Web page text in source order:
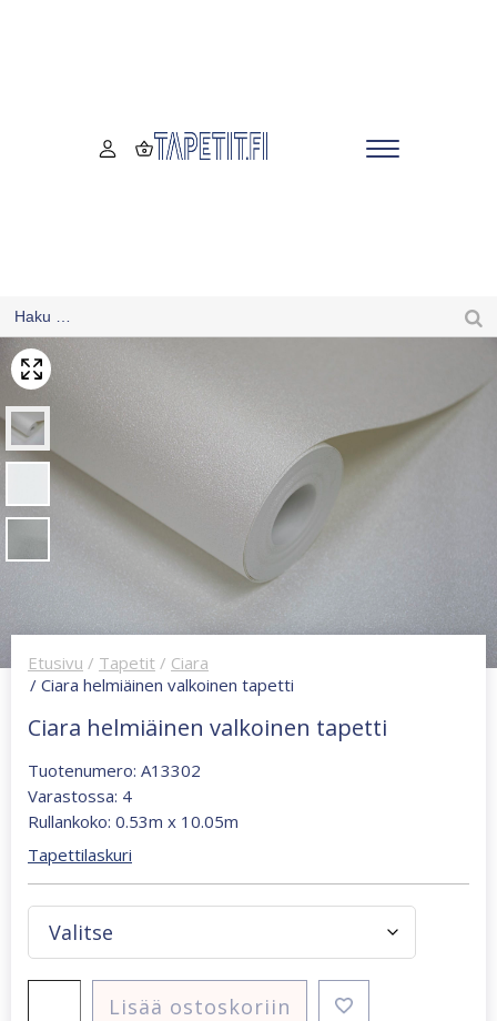
Etusivu / Tapetit / Ciara
/ Ciara helmiäinen valkoinen tapetti
Ciara helmiäinen valkoinen tapetti
Tuotenumero: A13302
Varastossa: 4
Rullankoko: 0.53m x 10.05m
Tapettilaskuri
Lisää ostoskoriin